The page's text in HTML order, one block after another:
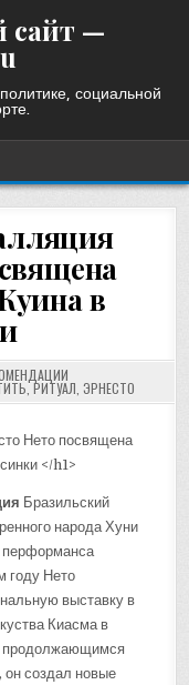
сайт —
социальной
в
,РИТУАЛ ЭРНЕСТО
Бразильский
народа Хуни
перформанса
году Нето
выставку в
Киасма в
продолжающимся
он создал новые